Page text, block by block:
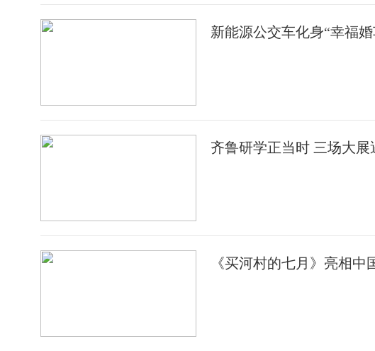
新能源公交车化身“幸福婚
齐鲁研学正当时 三场大展
《买河村的七月》亮相中